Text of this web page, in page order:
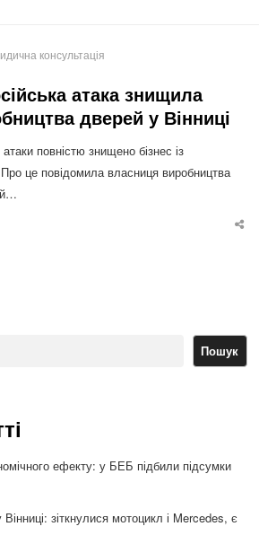
консультація
атака знищила
дверей у Вінниці
атаки повністю знищено бізнес із
це повідомила власниця виробництва
Пошук
ефекту: у БЕБ підбили підсумки
зіткнулися мотоцикл і Mercedes, є